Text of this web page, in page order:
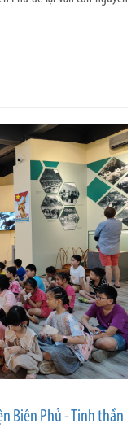
Biên Phủ - Tinh thần